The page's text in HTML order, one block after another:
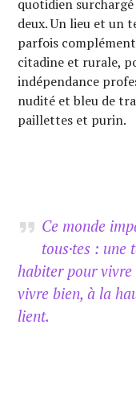
quotidien
deux. Un lieu et un
parfois
citadine et rurale,
indépendance
nudité et bleu de
paillettes et purin.
Ce monde
tous·tes : une
habiter pour vivre
vivre bien, à la
lient.